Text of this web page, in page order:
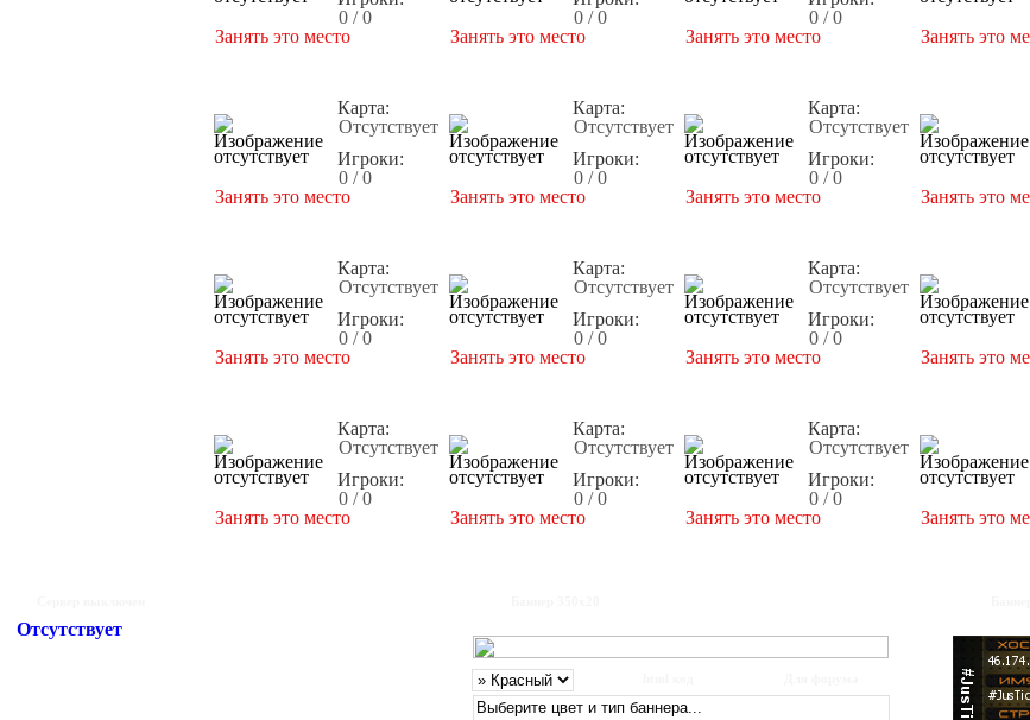
0 / 0
Занять это место
0 / 0
Занять это место
0 / 0
Занять это место
Занять это
Карта:
Отсутствует
Игроки:
0 / 0
Занять это место
Карта:
Отсутствует
Игроки:
0 / 0
Занять это место
Карта:
Отсутствует
Игроки:
0 / 0
Занять это место
Занять это
Карта:
Отсутствует
Игроки:
0 / 0
Занять это место
Карта:
Отсутствует
Игроки:
0 / 0
Занять это место
Карта:
Отсутствует
Игроки:
0 / 0
Занять это место
Занять это
Карта:
Отсутствует
Игроки:
0 / 0
Занять это место
Карта:
Отсутствует
Игроки:
0 / 0
Занять это место
Карта:
Отсутствует
Игроки:
0 / 0
Занять это место
Занять это
Отсутствует